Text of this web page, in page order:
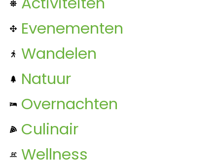
Evenementen
Wandelen
Natuur
Overnachten
Culinair
Wellness